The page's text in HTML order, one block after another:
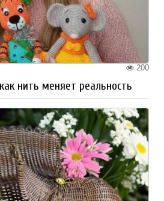
200
нить меняет реальность